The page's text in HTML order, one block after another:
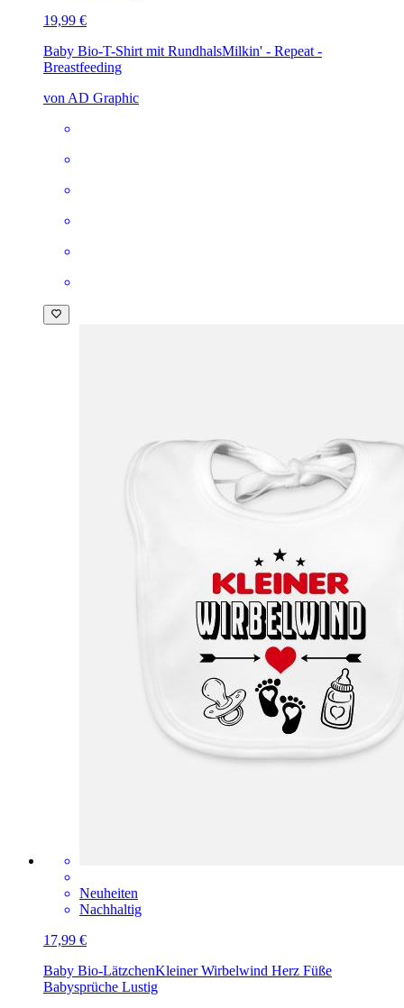
19,99 €
Baby Bio-T-Shirt mit RundhalsMilkin' - Repeat -
Breastfeeding
von AD Graphic
Neuheiten
Nachhaltig
17,99 €
Baby Bio-LätzchenKleiner Wirbelwind Herz Füße
Babysprüche Lustig